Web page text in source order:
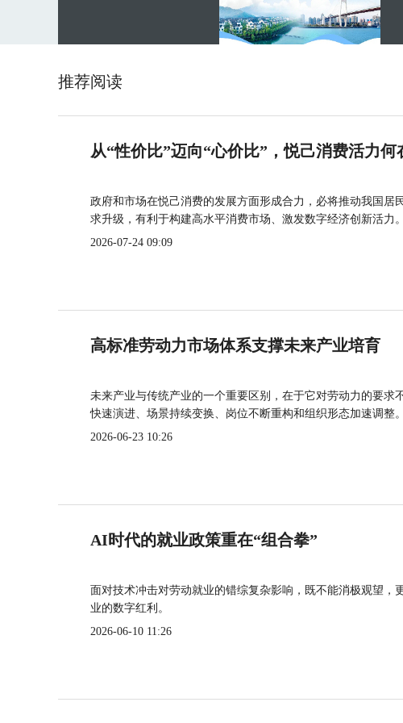
推荐阅读
从“性价比”迈向“心价比”，悦己消费活力何
政府和市场在悦己消费的发展方面形成合力，必将推动我国居
求升级，有利于构建高水平消费市场、激发数字经济创新活力。
2026-07-24 09:09
高标准劳动力市场体系支撑未来产业培育
未来产业与传统产业的一个重要区别，在于它对劳动力的要求
快速演进、场景持续变换、岗位不断重构和组织形态加速调整。
2026-06-23 10:26
AI时代的就业政策重在“组合拳”
面对技术冲击对劳动就业的错综复杂影响，既不能消极观望
业的数字红利。
2026-06-10 11:26